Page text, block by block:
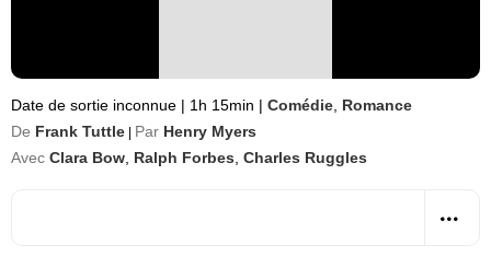
Date de sortie inconnue | 1h 15min | Comédie Romance
De Frank Tuttle Par Henry Myers
Avec Clara Bow Ralph Forbes Charles Ruggles